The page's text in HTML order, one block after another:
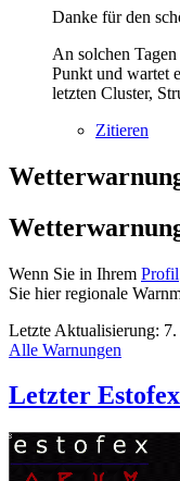
Danke für den
An solchen
Punkt und wartet
letzten Cluster,
Zitieren
Wenn Sie in Ihrem Profil
Sie hier regionale
Letzte Aktualisierung:
Alle Warnungen
Letzter